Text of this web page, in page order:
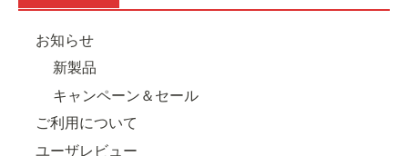
お知らせ
新製品
キャンペーン＆セール
ご利用について
ユーザレビュー